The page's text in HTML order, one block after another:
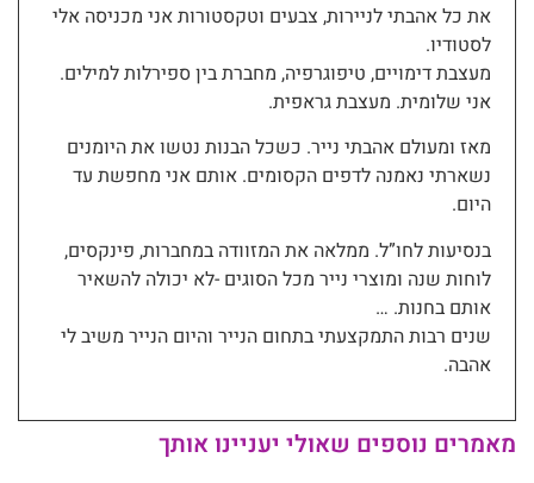
את כל אהבתי לניירות, צבעים וטקסטורות אני מכניסה אלי
לסטודיו.
מעצבת דימויים, טיפוגרפיה, מחברת בין ספירלות למילים.
אני שלומית. מעצבת גראפית.
מאז ומעולם אהבתי נייר. כשכל הבנות נטשו את היומנים
נשארתי נאמנה לדפים הקסומים. אותם אני מחפשת עד
היום.
בנסיעות לחו”ל. ממלאה את המזוודה במחברות, פינקסים,
לוחות שנה ומוצרי נייר מכל הסוגים -לא יכולה להשאיר
אותם בחנות. …
שנים רבות התמקצעתי בתחום הנייר והיום הנייר משיב לי
אהבה.
מאמרים נוספים שאולי יעניינו אותך